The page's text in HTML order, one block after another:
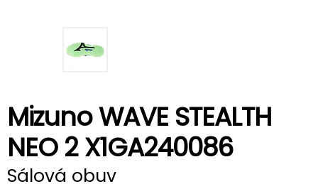
Mizuno WAVE STEALTH
NEO 2 X1GA240086
Sálová obuv